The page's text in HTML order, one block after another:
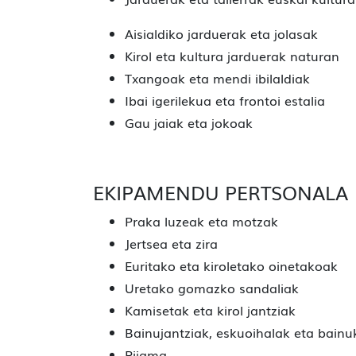
Aisialdiko jarduerak eta jolasak
Kirol eta kultura jarduerak naturan
Txangoak eta mendi ibilaldiak
Ibai igerilekua eta frontoi estalia
Gau jaiak eta jokoak
EKIPAMENDU PERTSONALA
Praka luzeak eta motzak
Jertsea eta zira
Euritako eta kiroletako oinetakoak
Uretako gomazko sandaliak
Kamisetak eta kirol jantziak
Bainujantziak, eskuoihalak eta